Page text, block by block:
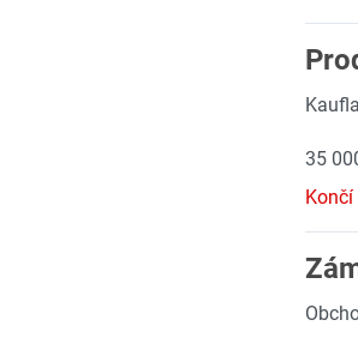
35
Končí